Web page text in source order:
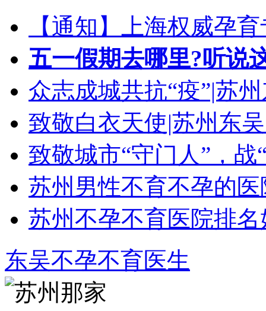
【通知】上海权威孕
五一假期去哪里?听说
众志成城共抗“疫”|苏
致敬白衣天使|苏州东
致敬城市“守门人”，战
苏州男性不育不孕的医
苏州不孕不育医院排名
东吴不孕不育医生